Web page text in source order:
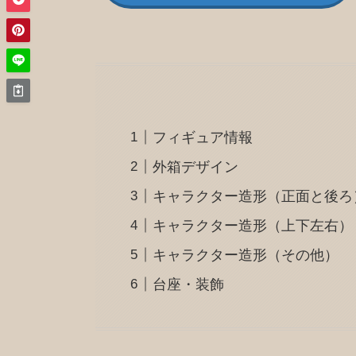
フィギュア情報
外箱デザイン
キャラクター造形（正面と後ろ
キャラクター造形（上下左右）
キャラクター造形（その他）
台座・装飾